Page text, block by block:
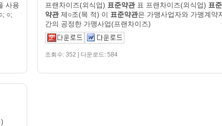
사용
○;
프랜차이즈(외식업) 표준약관표 프랜차이즈(외식업) 표준
약관제○조(목 적) 이 표준약관은 가맹사업자와 가맹계약
간의 공정한 가맹사업(프랜차이즈)
조회수: 352 | 다운로드: 584